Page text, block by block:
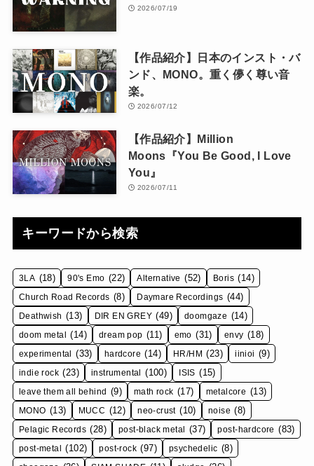
2026/07/19
【作品紹介】日本のインスト・バ
ンド、MONO。重く儚く尊い音
楽。
2026/07/12
【作品紹介】Million
Moons『You Be Good, I Love
You』
2026/07/11
キーワードから検索
3LA (18) 90's Emo (22) Alternative (52) Boris (14)
Church Road Records (8) Daymare Recordings (44)
Deathwish (13) DIR EN GREY (49) doomgaze (14)
doom metal (14) dream pop (11) emo (31) envy (18)
experimental (33) hardcore (14) HR/HM (23) iinioi (9)
indie rock (23) instrumental (100) ISIS (15)
leave them all behind (9) math rock (17) metalcore (13)
MONO (13) MUCC (12) neo-crust (10) noise (8)
Pelagic Records (28) post-black metal (37) post-hardcore (83)
post-metal (102) post-rock (97) psychedelic (8)